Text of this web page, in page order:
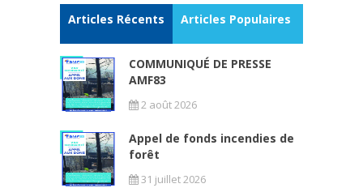
Articles Récents Articles Populaires
COMMUNIQUÉ DE PRESSE
AMF83
2 août 2026
Appel de fonds incendies de
forêt
31 juillet 2026